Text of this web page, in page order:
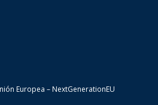
Europea – NextGenerationEU